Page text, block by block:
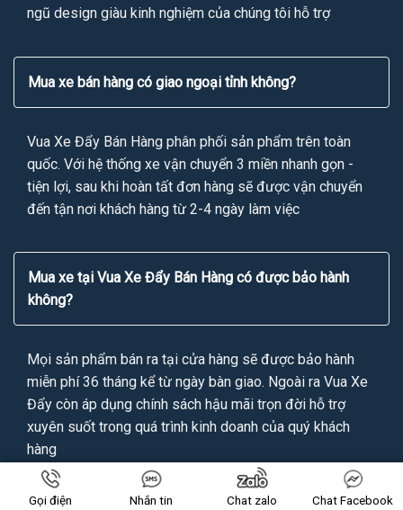
ngũ design giàu kinh nghiệm của chúng tôi hỗ trợ
Mua xe bán hàng có giao ngoại tỉnh không?
Vua Xe Đẩy Bán Hàng phân phối sản phẩm trên toàn
quốc. Với hệ thống xe vận chuyển 3 miền nhanh gọn -
tiện lợi, sau khi hoàn tất đơn hàng sẽ được vận chuyển
đến tận nơi khách hàng từ 2-4 ngày làm việc
Mua xe tại Vua Xe Đẩy Bán Hàng có được bảo hành
không?
Mọi sản phẩm bán ra tại cửa hàng sẽ được bảo hành
miễn phí 36 tháng kể từ ngày bàn giao. Ngoài ra Vua Xe
Đẩy còn áp dụng chính sách hậu mãi trọn đời hỗ trợ
xuyên suốt trong quá trình kinh doanh của quý khách
hàng
Gọi điện Nhắn tin Chat zalo Chat Facebook